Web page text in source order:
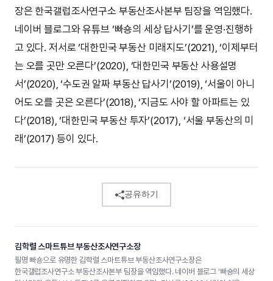
장은 한국갤럽조사연구소 부동산조사본부 팀장을 역임했다.
네이버 블로그와 유튜브 ‘빠숑의 세상 답사기’를 운영·진행하
고 있다. 저서로 ‘대한민국 부동산 미래지도’(2021), ‘이제부터
는 오를 곳만 오른다’(2020), ‘대한민국 부동산 사용설명
서’(2020), ‘수도권 알짜 부동산 답사기’(2019), ‘서울이 아니
어도 오를 곳은 오른다’(2018), ‘지금도 사야 할 아파트는 있
다’(2018), ‘대한민국 부동산 투자’(2017), ‘서울 부동산의 미
래’(2017) 등이 있다.
공유하기
김학렬 스마트튜브 부동산조사연구소장
필명 빠숑으로 유명한 김학렬 스마트튜브 부동산조사연구소장은
한국갤럽조사연구소 부동산조사본부 팀장을 역임했다. 네이버 블로그 ‘빠숑의 세상